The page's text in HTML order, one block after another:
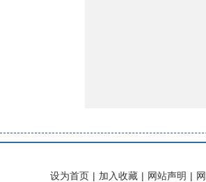
设为首页 | 加入收藏 | 网站声明 |